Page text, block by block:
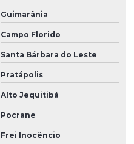
Guimarânia
Campo Florido
Santa Bárbara do Leste
Pratápolis
Alto Jequitibá
Pocrane
Frei Inocêncio